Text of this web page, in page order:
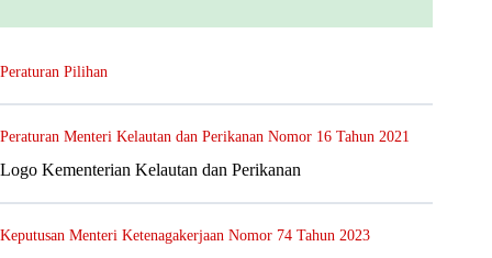
Peraturan Pilihan
Peraturan Menteri Kelautan dan Perikanan Nomor 16 Tahun 2021
Logo Kementerian Kelautan dan Perikanan
Keputusan Menteri Ketenagakerjaan Nomor 74 Tahun 2023